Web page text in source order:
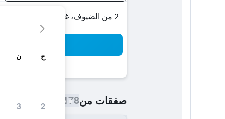
2 من الضيوف، غرفة واحدة
صفقات من178 ﷼
ح ن
2
3